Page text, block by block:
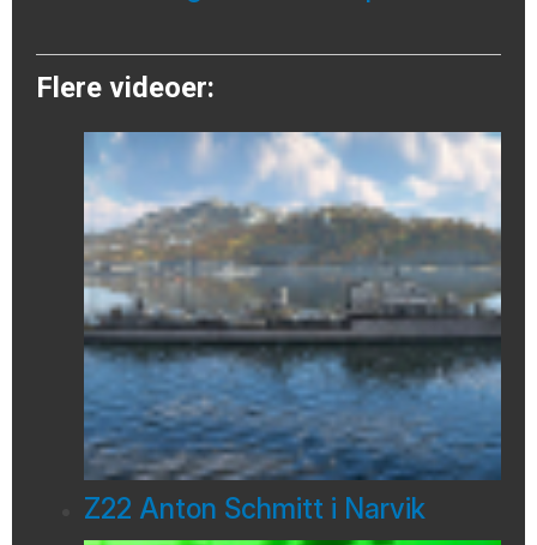
Flere videoer:
Z22 Anton Schmitt i Narvik